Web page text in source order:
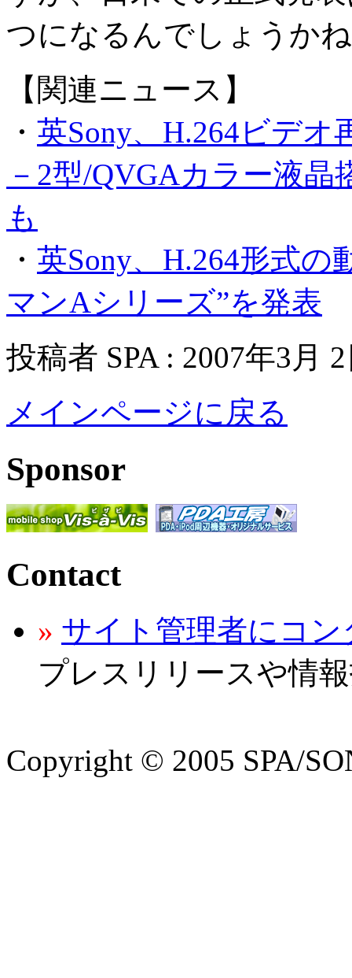
つになるんでしょうか
【関連ニュース】
・ 英Sony、H.264ビデ
－2型/QVGAカラー液
も
・ 英Sony、H.264形式の
マンAシリーズ”を発表
投稿者 SPA : 2007年3月
メインページに戻る
Sponsor
Contact
» サイト管理者にコン
プレスリリースや情
Copyright © 2005 SPA/